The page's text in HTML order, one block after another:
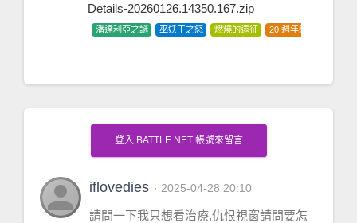
Details-20260126.14350.167.zip
潘達利亞之謎 巫妖王之怒 燃燒的遠征 20 週年紀念版
登入 BATTLE.NET 帳號來留言
person iflovedies · 2025-04-28 20:10
請問一下我只想看治療,仇恨視窗請問要怎